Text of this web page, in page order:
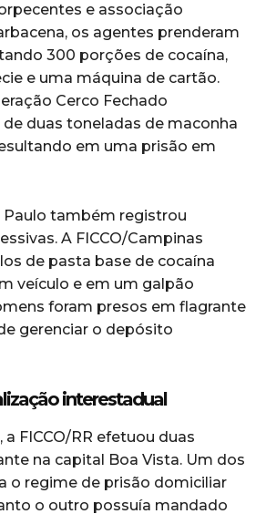
e associação
os agentes prenderam
300 porções de cocaína,
e uma máquina de cartão.
Cerco Fechado
de duas toneladas de maconha
em uma prisão em
Paulo também registrou
A FICCO/Campinas
de pasta base de cocaína
veículo e em um galpão
foram presos em flagrante
gerenciar o depósito
interestadual
a FICCO/RR efetuou duas
na capital Boa Vista. Um dos
o regime de prisão domiciliar
o outro possuía mandado